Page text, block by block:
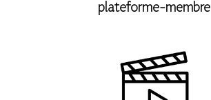
plateforme-membre